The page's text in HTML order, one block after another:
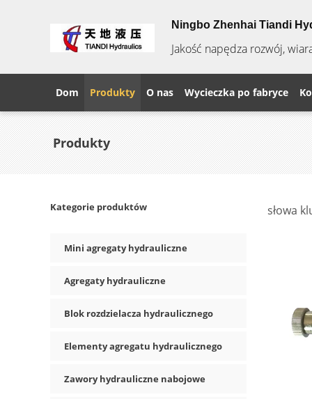
Ningbo Zhenhai Tiandi
Jakość napędza rozwój,
Dom Produkty O nas Wycieczka po fabryce
Produkty
Kategorie produktów
Mini agregaty hydrauliczne
Agregaty hydrauliczne
Blok rozdzielacza hydraulicznego
Elementy agregatu hydraulicznego
Zawory hydrauliczne nabojowe
słowa